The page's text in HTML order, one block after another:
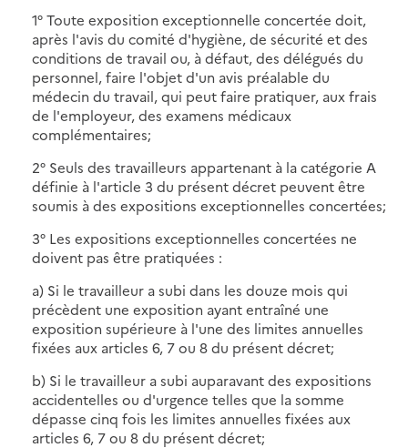
1° Toute exposition exceptionnelle concertée doit,
après l'avis du comité d'hygiène, de sécurité et des
conditions de travail ou, à défaut, des délégués du
personnel, faire l'objet d'un avis préalable du
médecin du travail, qui peut faire pratiquer, aux frais
de l'employeur, des examens médicaux
complémentaires;
2° Seuls des travailleurs appartenant à la catégorie A
définie à l'article 3 du présent décret peuvent être
soumis à des expositions exceptionnelles concertées;
3° Les expositions exceptionnelles concertées ne
doivent pas être pratiquées :
a) Si le travailleur a subi dans les douze mois qui
précèdent une exposition ayant entraîné une
exposition supérieure à l'une des limites annuelles
fixées aux articles 6, 7 ou 8 du présent décret;
b) Si le travailleur a subi auparavant des expositions
accidentelles ou d'urgence telles que la somme
dépasse cinq fois les limites annuelles fixées aux
articles 6, 7 ou 8 du présent décret;